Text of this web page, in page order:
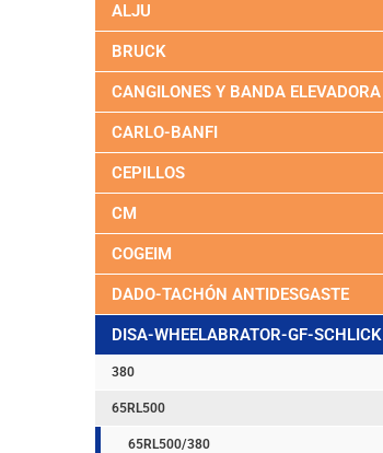
ALJU
BRUCK
CANGILONES Y BANDA ELEVADORA
CARLO-BANFI
CEPILLOS
CM
COGEIM
DADO-TACHÓN ANTIDESGASTE
DISA-WHEELABRATOR-GF-SCHLICK
380
65RL500
65RL500/380